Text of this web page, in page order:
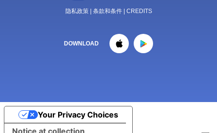
隐私政策| 条款和条件 | CREDITS
DOWNLOAD
Your Privacy Choices